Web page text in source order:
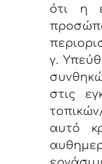
ότι η
γ.
στις
αυτό